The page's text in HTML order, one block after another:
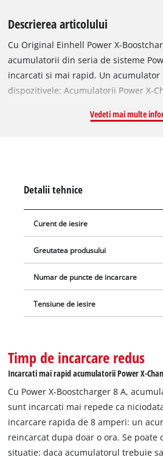
Descrierea articolului
Cu Original Einhell Power X-
acumulatorii din seria de sisteme
incarcati si mai rapid. Un
dispozitivele: Acumulatorii Power X-
Incarcatorul poate fi utilizat
ajutorul modului boost integrat,
acumulatorului poate fi chiar scurtat
exista intotdeauna posibilitatea de a
acumulatorul usor si in modul
reimprospatare, in multe cazuri este
acumulatorilor profund descarcati
ulterior in mod normal. Toate
starea de incarcare si a
carcasa incarcatorului sunt integrate
suplimentare.
Vedeti mai multe
Detalii tehnice
Curent de iesire
Greutatea produsului
Numar de puncte de incarcare
Tensiune de iesire
Timp de incarcare redus
Incarcati mai rapid acumulatorii Power X-
Cu Power X-Boostcharger 8 A,
sunt incarcati mai repede ca
incarcare rapida de 8 amperi: un
reincarcat dupa doar o ora. Se poate
situatie: daca acumulatorul trebuie